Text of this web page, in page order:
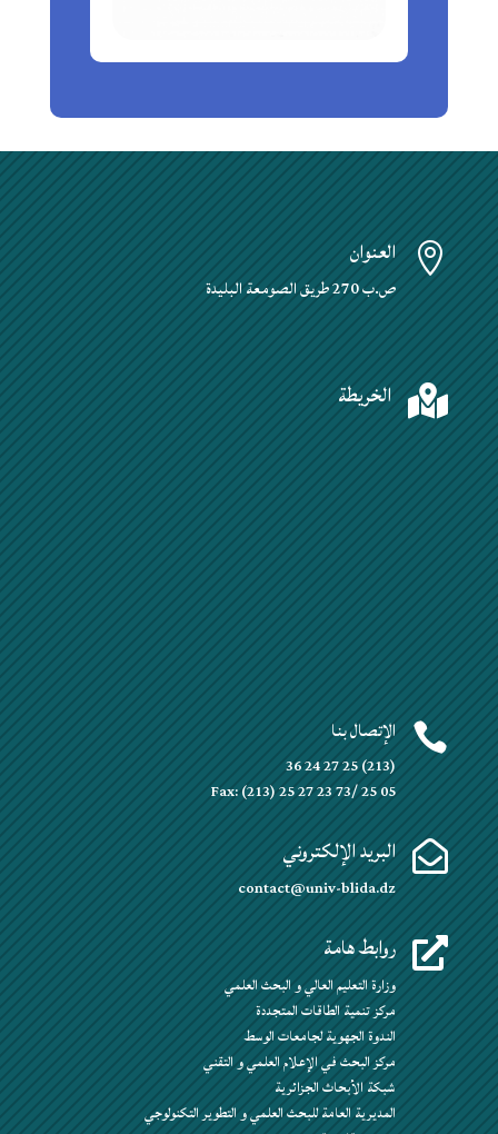
 العنوان
ص.ب 270 طريق الصومعة البليدة
 الخريطة
 الإتصال بنا
(213) 25 27 24 36
Fax: (213) 25 27 23 73/ 25 05
 البريد الإلكتروني
contact@univ-blida.dz
 روابط هامة
وزارة التعليم العالي و البحث العلمي
مركز تنمية الطاقات المتجددة
الندوة الجهوية لجامعات الوسط
مركز البحث في الإعلام العلمي و التقني
شبكة الأبحاث الجزائرية
المديرية العامة للبحث العلمي و التطوير التكنولوجي